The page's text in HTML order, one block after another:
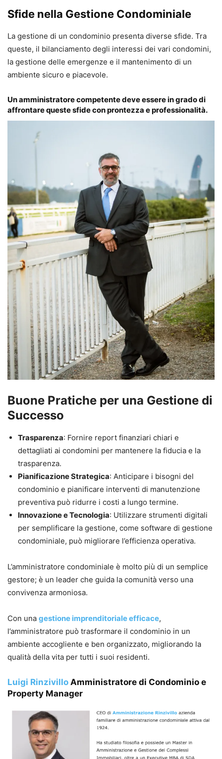
Sfide nella Gestione Condominiale
La gestione di un condominio presenta diverse sfide. Tra
queste, il bilanciamento degli interessi dei vari condomini,
la gestione delle emergenze e il mantenimento di un
ambiente sicuro e piacevole.
Un amministratore competente deve essere in grado di
affrontare queste sfide con prontezza e professionalità.
Buone Pratiche per una Gestione di
Successo
Trasparenza: Fornire report finanziari chiari e
dettagliati ai condomini per mantenere la fiducia e la
trasparenza.
Pianificazione Strategica: Anticipare i bisogni del
condominio e pianificare interventi di manutenzione
preventiva può ridurre i costi a lungo termine.
Innovazione e Tecnologia: Utilizzare strumenti digitali
per semplificare la gestione, come software di gestione
condominiale, può migliorare l’efficienza operativa.
L’amministratore condominiale è molto più di un semplice
gestore; è un leader che guida la comunità verso una
convivenza armoniosa.
Con una gestione imprenditoriale efficace,
l’amministratore può trasformare il condominio in un
ambiente accogliente e ben organizzato, migliorando la
qualità della vita per tutti i suoi residenti.
Luigi Rinzivillo Amministratore di Condominio e
Property Manager